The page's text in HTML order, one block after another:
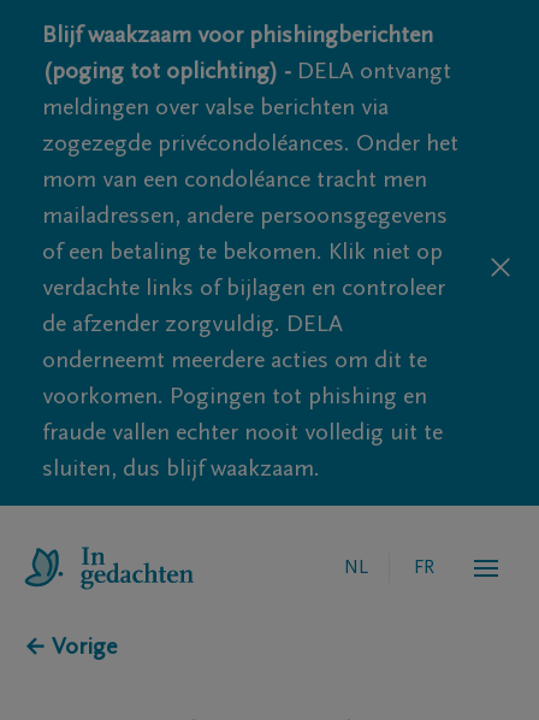
Blijf waakzaam voor phishingberichten
(poging tot oplichting) - DELA ontvangt
meldingen over valse berichten via
zogezegde privécondoléances. Onder het
mom van een condoléance tracht men
mailadressen, andere persoonsgegevens
of een betaling te bekomen. Klik niet op
verdachte links of bijlagen en controleer
de afzender zorgvuldig. DELA
onderneemt meerdere acties om dit te
voorkomen. Pogingen tot phishing en
fraude vallen echter nooit volledig uit te
sluiten, dus blijf waakzaam.
NL FR
← Vorige